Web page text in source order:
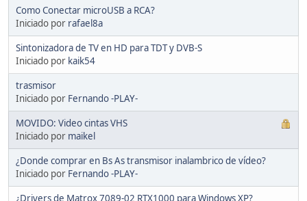
Como Conectar microUSB a RCA?
Iniciado por rafael8a
Sintonizadora de TV en HD para TDT y DVB-S
Iniciado por kaik54
trasmisor
Iniciado por Fernando -PLAY-
MOVIDO: Video cintas VHS
Iniciado por maikel
¿Donde comprar en Bs As transmisor inalambrico de vídeo?
Iniciado por Fernando -PLAY-
¿Drivers de Matrox 7089-02 RTX1000 para Windows XP?